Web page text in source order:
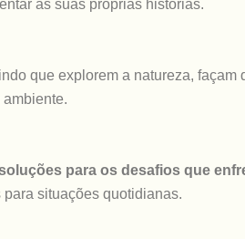
as suas próprias histórias.
que explorem a natureza, façam
para os desafios que
situações quotidianas.